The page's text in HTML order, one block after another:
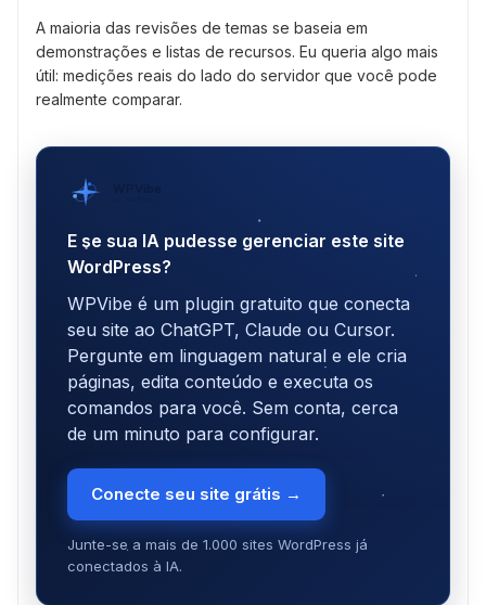
A maioria das revisões de temas se baseia em
demonstrações e listas de recursos. Eu queria algo mais
útil: medições reais do lado do servidor que você pode
realmente comparar.
WPVibe
E se sua IA pudesse gerenciar este site
WordPress?
WPVibe é um plugin gratuito que conecta
seu site ao ChatGPT, Claude ou Cursor.
Pergunte em linguagem natural e ele cria
páginas, edita conteúdo e executa os
comandos para você. Sem conta, cerca
de um minuto para configurar.
Conecte seu site grátis →
Junte-se a mais de 1.000 sites WordPress já
conectados à IA.